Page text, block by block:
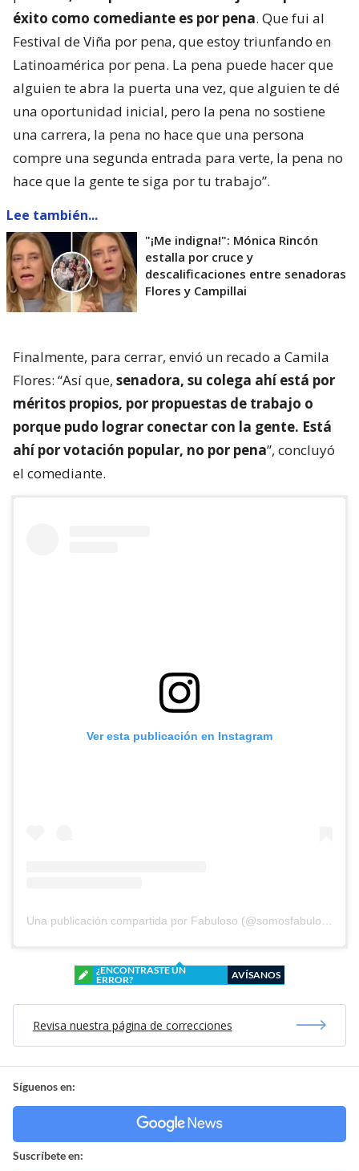
éxito como comediante es por pena. Que fui al
Festival de Viña por pena, que estoy triunfando en
Latinoamérica por pena. La pena puede hacer que
alguien te abra la puerta una vez, que alguien te dé
una oportunidad inicial, pero la pena no sostiene
una carrera, la pena no hace que una persona
compre una segunda entrada para verte, la pena no
hace que la gente te siga por tu trabajo”.
Lee también...
"¡Me indigna!": Mónica Rincón
estalla por cruce y
descalificaciones entre senadoras
Flores y Campillai
Finalmente, para cerrar, envió un recado a Camila
Flores: “Así que, senadora, su colega ahí está por
méritos propios, por propuestas de trabajo o
porque pudo lograr conectar con la gente. Está
ahí por votación popular, no por pena”, concluyó
el comediante.
Ver esta publicación en Instagram
¿ENCONTRASTE UN
ERROR?
AVÍSANOS
Revisa nuestra página de correcciones
Síguenos en:
Suscríbete en: